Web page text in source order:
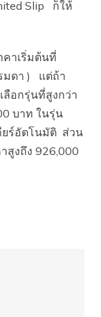
Slip ก็ให้
าเริ่มต้นที่
มดา ) แต่ถ้า
ลือกรุ่นที่สูงกว่า
บาท ในรุ่น
ยร์อัตโนมัติ ส่วน
งถึง 926,000